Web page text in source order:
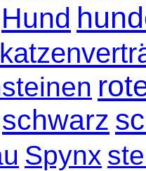
Hund
schwarz
Spynx